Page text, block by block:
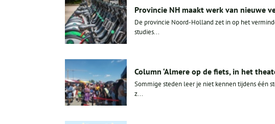
Provincie NH maakt werk van nieuwe
De provincie Noord-Holland zet in op het
studies...
Column ‘Almere op de fiets, in het
Sommige steden leer je niet kennen tijdens één
z...